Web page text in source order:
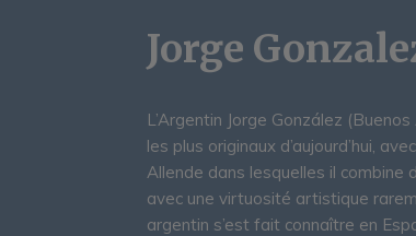
Jorge
L’Argentin Jorge González
les plus originaux d’aujourd’hui,
Allende dans lesquelles il combine
avec une virtuosité artistique
argentin s’est fait connaître en